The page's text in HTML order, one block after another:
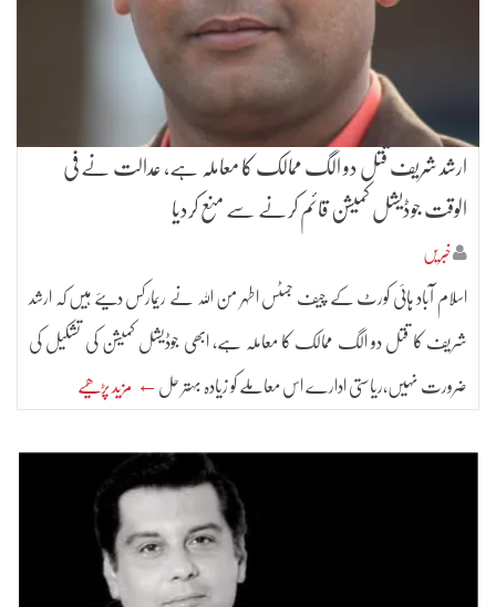
ارشد شریف قتل دو الگ ممالک کا معاملہ ہے، عدالت نے فی
الوقت جوڈیشل کمیشن قائم کرنے سے منع کردیا
خبریں
اسلام آباد ہائی کورٹ کے چیف جسٹس اطہر من اللہ نے ریمارکس دیئے ہیں کہ ارشد
شریف کا قتل دو الگ ممالک کا معاملہ ہے، ابھی جوڈیشل کمیشن کی تشکیل کی
ضرورت نہیں،ریاستی ادارے اس معاملے کو زیادہ بہتر حل ← مزید پڑھیے